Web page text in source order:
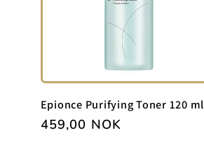
Epionce Purifying Toner 120 ml
Vanlig
459,00 NOK